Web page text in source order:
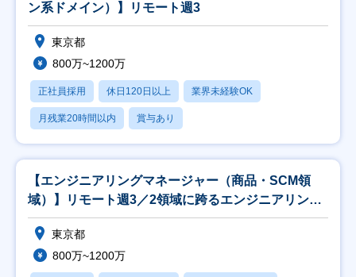
ン系ドメイン）】リモート週3
東京都
800万~1200万
正社員採用 休日120日以上 業界未経験OK
月残業20時間以内 賞与あり
【エンジニアリングマネージャー（商品・SCM領
域）】リモート週3／2領域に跨るエンジニアリング
を統括
東京都
800万~1200万